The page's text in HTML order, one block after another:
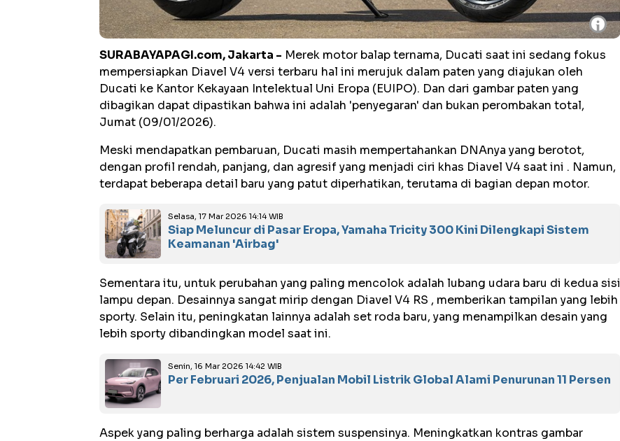
i
SURABAYAPAGI.com, Jakarta - Merek motor balap ternama, Ducati saat ini sedang fokus
mempersiapkan Diavel V4 versi terbaru hal ini merujuk dalam paten yang diajukan oleh
Ducati ke Kantor Kekayaan Intelektual Uni Eropa (EUIPO). Dan dari gambar paten yang
dibagikan dapat dipastikan bahwa ini adalah 'penyegaran' dan bukan perombakan total,
Jumat (09/01/2026).
Meski mendapatkan pembaruan, Ducati masih mempertahankan DNAnya yang berotot,
dengan profil rendah, panjang, dan agresif yang menjadi ciri khas Diavel V4 saat ini . Namun,
terdapat beberapa detail baru yang patut diperhatikan, terutama di bagian depan motor.
Selasa, 17 Mar 2026 14:14 WIB
Siap Meluncur di Pasar Eropa, Yamaha Tricity 300 Kini Dilengkapi Sistem
Keamanan 'Airbag'
Sementara itu, untuk perubahan yang paling mencolok adalah lubang udara baru di kedua sisi
lampu depan. Desainnya sangat mirip dengan Diavel V4 RS , memberikan tampilan yang lebih
sporty. Selain itu, peningkatan lainnya adalah set roda baru, yang menampilkan desain yang
lebih sporty dibandingkan model saat ini.
Senin, 16 Mar 2026 14:42 WIB
Per Februari 2026, Penjualan Mobil Listrik Global Alami Penurunan 11 Persen
Aspek yang paling berharga adalah sistem suspensinya. Meningkatkan kontras gambar